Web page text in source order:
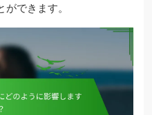
できます。